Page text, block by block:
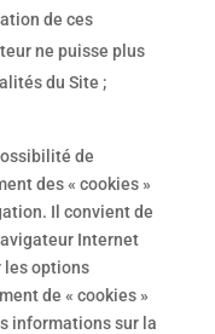
de ces
ne puisse plus
du Site ;
de
des « cookies »
Il convient de
Internet
les options
de « cookies »
informations sur la